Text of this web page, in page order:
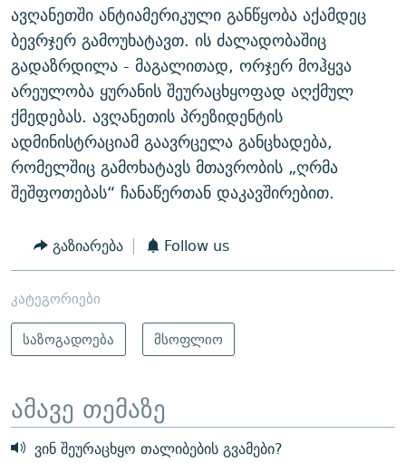
ავღანეთში ანტიამერიკული განწყობა აქამდეც
ბევრჯერ გამოუხატავთ. ის ძალადობაშიც
გადაზრდილა - მაგალითად, ორჯერ მოჰყვა
არეულობა ყურანის შეურაცხყოფად აღქმულ
ქმედებას. ავღანეთის პრეზიდენტის
ადმინისტრაციამ გაავრცელა განცხადება,
რომელშიც გამოხატავს მთავრობის „ღრმა
შეშფოთებას“ ჩანაწერთან დაკავშირებით.
გაზიარება Follow us
კატეგორიები
საზოგადოება
მსოფლიო
ამავე თემაზე
ვინ შეურაცხყო თალიბების გვამები?